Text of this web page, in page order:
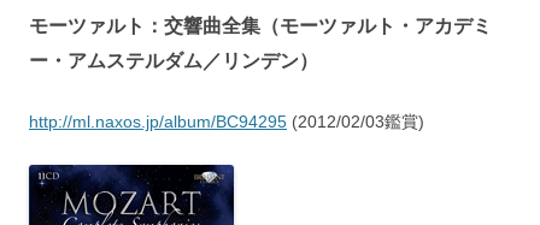
モーツァルト：交響曲全集（モーツァルト・アカデミ
ー・アムステルダム／リンデン）
http://ml.naxos.jp/album/BC94295 (2012/02/03鑑賞)